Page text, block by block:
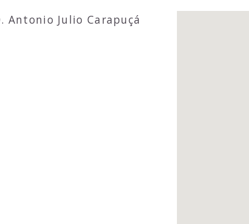
Antonio Julio Carapuçá